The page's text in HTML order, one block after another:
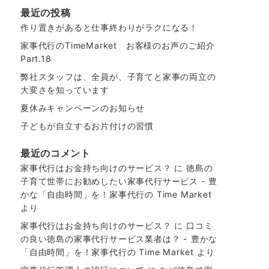
最近の投稿
作り置きがあると仕事終わりがラクになる！
家事代行のTimeMarket お客様のお声のご紹介
Part.18
弊社スタッフは、全員が、子育てと家事の両立の
大変さを知っています
夏休みキャンペーンのお知らせ
子どもが自立するお片付けの習慣
最近のコメント
家事代行はお金持ち向けのサービス？ に徳島の
子育て世帯にお勧めしたい家事代行サービス - 豊
かな「自由時間」を！家事代行の Time Market
より
家事代行はお金持ち向けのサービス？ に 口コミ
の良い徳島の家事代行サービス業者は？ - 豊かな
「自由時間」を！家事代行の Time Market より